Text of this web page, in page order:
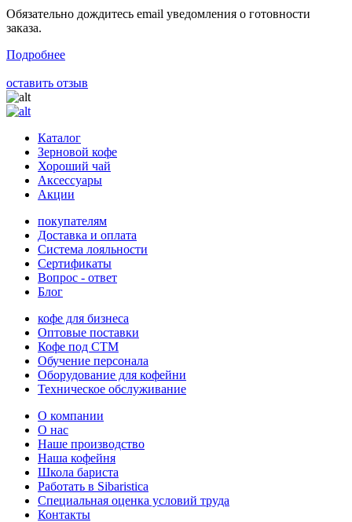
Обязательно дождитесь email уведомления о готовности
заказа.
Подробнее
оставить отзыв
Каталог
Зерновой кофе
Хороший чай
Аксессуары
Акции
покупателям
Доставка и оплата
Система лояльности
Сертификаты
Вопрос - ответ
Блог
кофе для бизнеса
Оптовые поставки
Кофе под СТМ
Обучение персонала
Оборудование для кофейни
Техническое обслуживание
О компании
О нас
Наше производство
Наша кофейня
Школа бариста
Работать в Sibaristica
Специальная оценка условий труда
Контакты